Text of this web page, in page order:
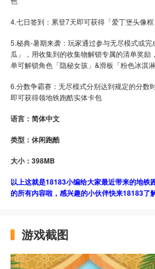
4.七日签到：累登7天即可获得「爱丁堡头像框
5.秘典-暑期来袭：玩家通过参与无尽模式或
瓜」，用收集到的收集物解锁专属的清单奖
单可解锁角色「隐秘女孩」&滑板「粉色冰淇淋
6.分数争霸赛：无尽模式分别达到规定的分数
即可获得领地铁跑酷实体卡包
语言：简体中文
类型：休闲跑酷
大小：398MB
以上这就是18183小编给大家最近带来的地铁
的所有内容啦，感兴趣的小伙伴快来18183了
游戏截图